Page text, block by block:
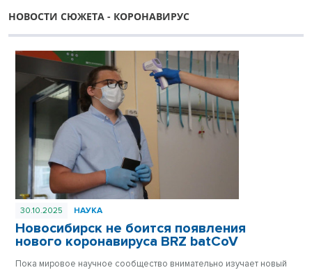
НОВОСТИ СЮЖЕТА - КОРОНАВИРУС
30.10.2025 НАУКА
Новосибирск не боится появления
нового коронавируса BRZ batCoV
Пока мировое научное сообщество внимательно изучает новый